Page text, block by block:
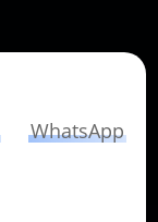
WhatsApp